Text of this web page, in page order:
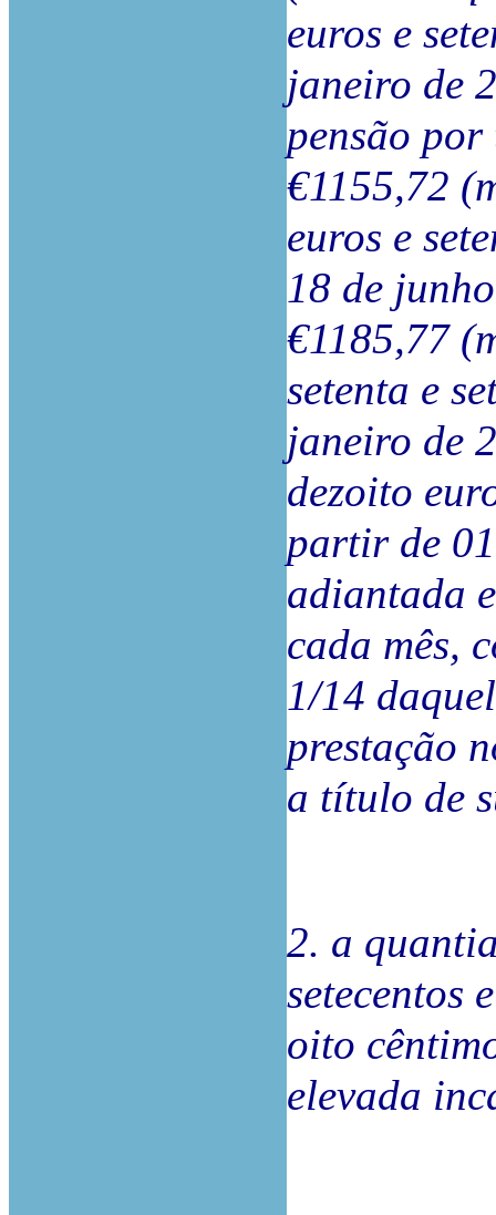
euros e
janeiro de
pensão
€1155,72
euros e
18 de
€1185,77
setenta e
janeiro de
dezoito
partir de
adiantada
cada mês,
1/14
prestação
a título de
2. a
setecentos
oito
elevada